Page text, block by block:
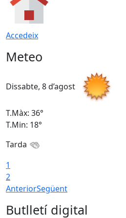
Accedeix
Meteo
Dissabte, 8 d’agost
T.Màx: 36°
T.Min: 18°
Tarda
1
2
AnteriorSegüent
Butlletí digital